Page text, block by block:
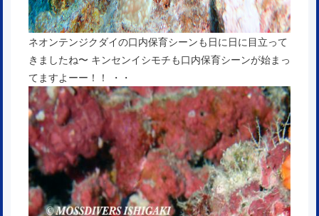
ネオンテンジクダイの口内保育シーンも日に日に目立って
きましたね〜 キンセンイシモチも口内保育シーンが始まっ
てますよーー！！ ・・